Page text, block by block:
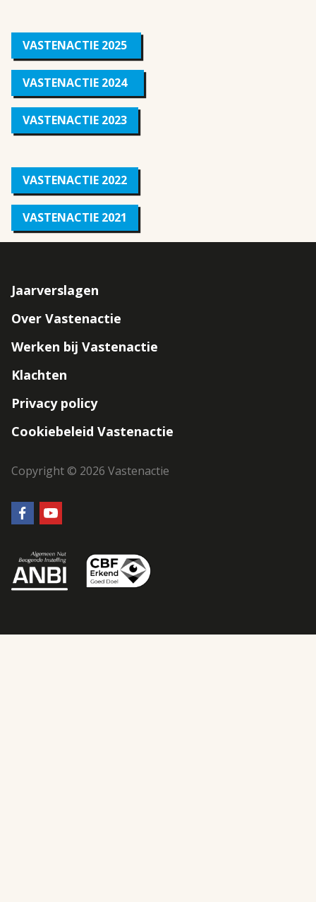
VASTENACTIE 2025
VASTENACTIE 2024
VASTENACTIE 2023
VASTENACTIE 2022
VASTENACTIE 2021
Footer
navigation
Jaarverslagen
Over Vastenactie
Werken bij Vastenactie
Klachten
Privacy policy
Cookiebeleid Vastenactie
Copyright © 2026 Vastenactie